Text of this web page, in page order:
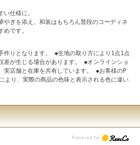
仕様に。
やぎを添え、和装はもちろん普段のコーディネ
です。
作りとなります。 ◆生地の取り方により1点1点
差が生じる場合があります。 ◆オンラインショ
実店舗と在庫を共有しています。 ◆お客様のP
より、実際の商品の色味と表示される色に違い